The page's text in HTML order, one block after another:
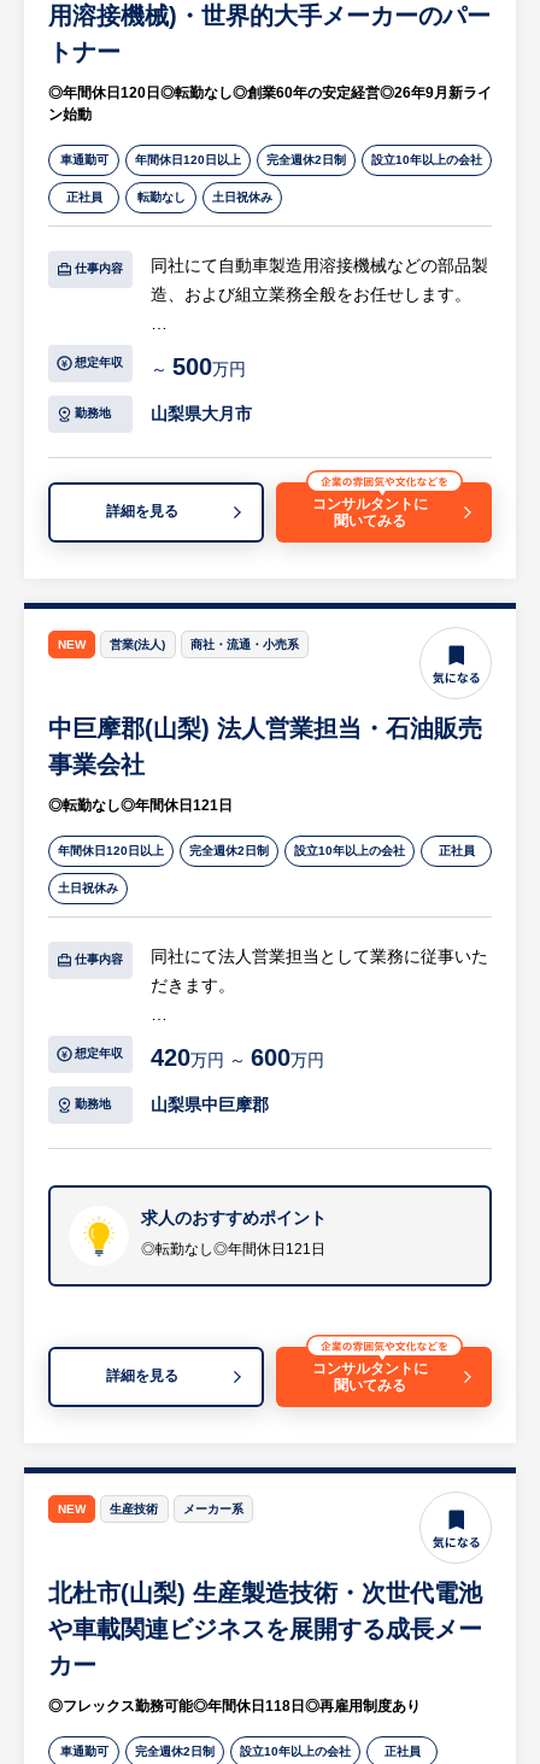
用溶接機械)・世界的大手メーカーのパー
トナー
◎年間休日120日◎転勤なし◎創業60年の安定経営◎26年9月新ライ
ン始動
車通勤可 年間休日120日以上 完全週休2日制 設立10年以上の会社
正社員 転勤なし 土日祝休み
仕事内容
同社にて自動車製造用溶接機械などの部品製
造、および組立業務全般をお任せします。
・材料の仕入れから、加工、研磨、検査、仕
上げ、塗装（メッキ）にいたる一連の製造工
・2026年9月より新たにスタートする、製品
の組み立てラインにおける組立対応
・その他、工場内での生産管理や品質チェッ
め、わからないことは基礎から丁寧に指導・
サポートいたします。
の老舗企業
・昭和35年の創業以来、技術と信頼を基盤に
強固な事業基盤を築いてきた企業です。
る環境が魅力です。
○新ラインの立ち上げに携わるやりがい
・2026年9月から新たに製品全体の組立を行
イミングです。
想定年収 ～ 500万円
勤務地 山梨県大月市
詳細を見る
コンサルタントに
聞いてみる
NEW 営業(法人) 商社・流通・小売系
中巨摩郡(山梨) 法人営業担当・石油販売
事業会社
◎転勤なし◎年間休日121日
年間休日120日以上 完全週休2日制 設立10年以上の会社 正社員
土日祝休み
仕事内容
同社にて法人営業担当として業務に従事いた
だきます。
同社は建設現場やプラント工場、イベント会
場などにおける重機や電気使用のサポートを
なソリューションを提供することを目指して
います。
・「こんな資材がほしい」「すぐに燃料の手
配できる？」といったご相談への迅速な対応
・各お客様に対し、「燃料+建築資材」「燃
料+消耗品」など総合的な提案の実施
【HUREX求人担当コメント】
・年間休日121日、完全週休2日制、残業月
・日本のインフラを支えており、創業90年を
超える老舗企業であり安定性があります。
想定年収 420万円 ～ 600万円
勤務地 山梨県中巨摩郡
求人のおすすめポイント
◎転勤なし◎年間休日121日
詳細を見る
コンサルタントに
聞いてみる
NEW 生産技術 メーカー系
北杜市(山梨) 生産製造技術・次世代電池
や車載関連ビジネスを展開する成長メー
カー
◎フレックス勤務可能◎年間休日118日◎再雇用制度あり
車通勤可 完全週休2日制 設立10年以上の会社 正社員